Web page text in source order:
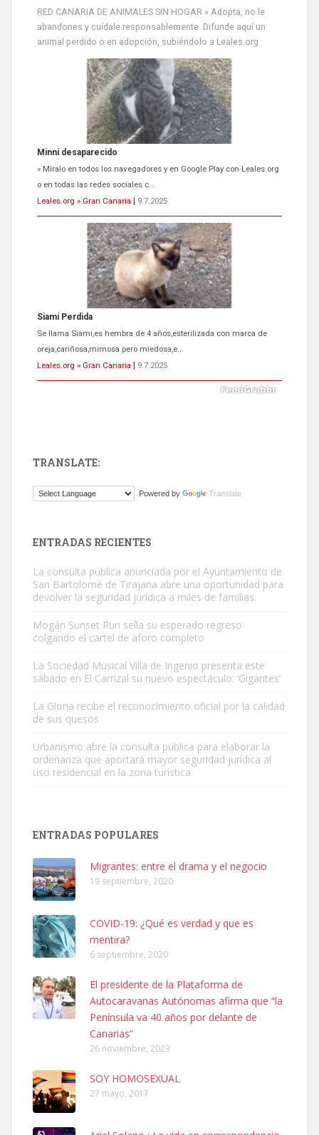
RED CANARIA DE ANIMALES SIN HOGAR » Adopta, no le
abandones y cuídale responsablemente. Difunde aquí un
animal perdido o en adopción, subiéndolo a Leales.org
Minni desaparecido
» Míralo en todos los navegadores y en Google Play con Leales.org
o en todas las redes sociales c...
Leales.org » Gran Canaria
9.7.2025
Siami Perdida
Se llama Siami,es hembra de 4 años,esterilizada con marca de
oreja,cariñosa,mimosa pero miedosa,e...
Leales.org » Gran Canaria
9.7.2025
El ayuntamiento se va a llevar a Los Gatos callejeros de la zona los
Gato manso encontrado
Este gato macho ha aparecido en la calle hace menos de un mes,
es muy manso y extremadamente cari...
Leales.org » Gran Canaria
SHIBA PERDIDO AVDA JOSE MESA Y LOPEZ
PERRO MACHO RAZA SHIBA CON MICROCHIP PERDIDO HOY
06/07/2025 ZONA MESA Y LOPEZ. ES MUY ASUSTADIZO
Leales.org » Gran Canaria
6.7.2025
TRANSLATE:
Powered by Translate
ENTRADAS RECIENTES
La consulta pública anunciada por el Ayuntamiento de
San Bartolomé de Tirajana abre una oportunidad para
devolver la seguridad jurídica a miles de familias.
Mogán Sunset Run sella su esperado regreso
colgando el cartel de aforo completo
La Sociedad Musical Villa de Ingenio presenta este
sábado en El Carrizal su nuevo espectáculo: ‘Gigantes’
La Gloria recibe el reconocimiento oficial por la calidad
de sus quesos
Urbanismo abre la consulta pública para elaborar la
ordenanza que aportará mayor seguridad jurídica al
uso residencial en la zona turística
ENTRADAS POPULARES
Migrantes: entre el drama y el negocio
19 septiembre, 2020
COVID-19: ¿Qué es verdad y que es
mentira?
6 septiembre, 2020
El presidente de la Plataforma de
Autocaravanas Autónomas afirma que “la
Península va 40 años por delante de
Canarias”
26 noviembre, 2023
SOY HOMOSEXUAL
27 mayo, 2017